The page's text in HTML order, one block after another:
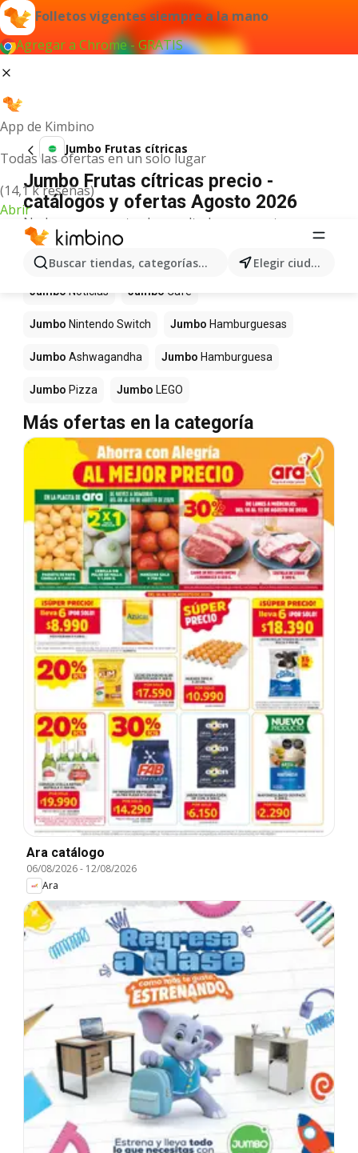
Folletos vigentes siempre a la mano
Agregar a Chrome - GRATIS
App de Kimbino
Todas las ofertas en un solo lugar
(14,1 k reseñas)
Abrir
Buscar tiendas, categorías, productos... Elegir ciudad
Jumbo Frutas cítricas
Jumbo Frutas cítricas precio -
catálogos y ofertas Agosto 2026
No hemos encontrado resultados para este
término.
Más productos en tiendas Jumbo
Jumbo Noticias Jumbo Café
Jumbo Nintendo Switch Jumbo Hamburguesas
Jumbo Ashwagandha Jumbo Hamburguesa
Jumbo Pizza Jumbo LEGO
Más ofertas en la categoría
Ara catálogo
06/08/2026- 12/08/2026
Ara